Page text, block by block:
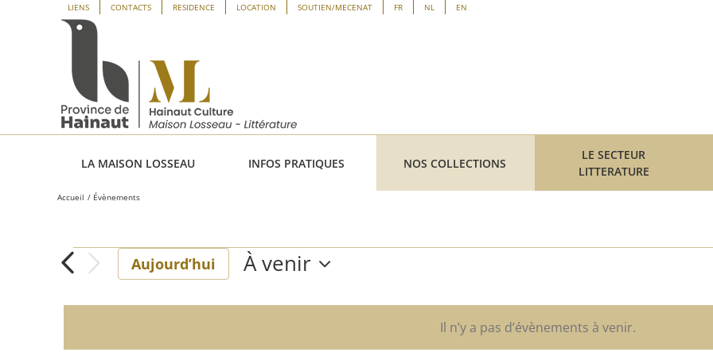
Panneau de gestion des cookies
LIENS CONTACTS RESIDENCE LOCATION SOUTIEN/MECENAT FR NL EN
LA MAISON LOSSEAU INFOS PRATIQUES NOS COLLECTIONS
LE SECTEUR
LITTERATURE
Accueil Évènements
Évènements
Notice
Il n’y a pas d’évènements à venir.
Aujourd’hui
À venir
une